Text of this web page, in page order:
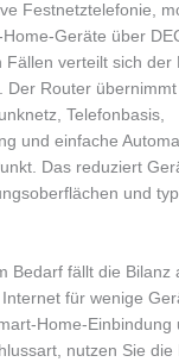
Festnetztelefonie,
Geräte über
Fällen verteilt sich der
Der Router übernimmt
Telefonbasis,
und einfache
Das reduziert
und
Bedarf fällt die Bilanz
für wenige
Home-Einbindung
nutzen Sie die